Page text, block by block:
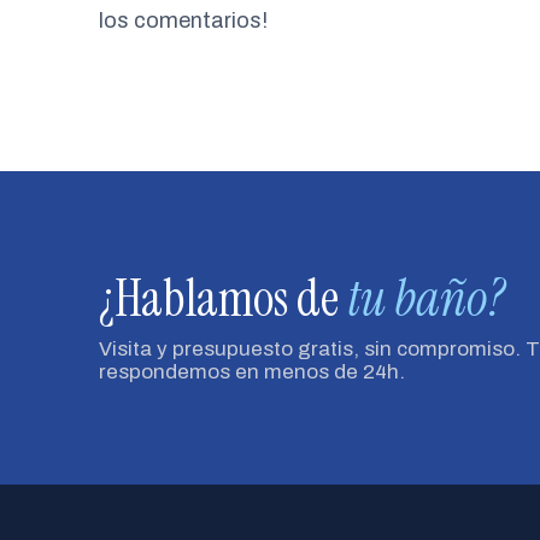
los comentarios!
¿Hablamos detu baño?
Visita y presupuesto gratis, sin compromiso.
respondemos en menos de 24h.